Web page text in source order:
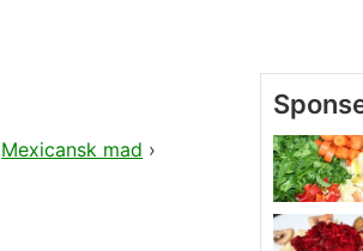
Mexicansk mad ›